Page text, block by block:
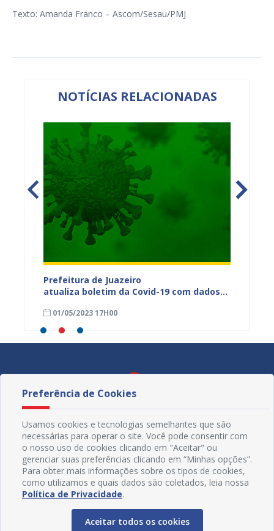
Texto: Amanda Franco – Ascom/Sesau/PMJ
NOTÍCIAS RELACIONADAS
Prefeitura de Juazeiro
atualiza boletim da Covid-19 com dados
01/05/2023 17H00
Redes Sociais
Preferência de Cookies
Usamos cookies e tecnologias semelhantes que são
necessárias para operar o site. Você pode consentir com
o nosso uso de cookies clicando em "Aceitar" ou
gerenciar suas preferências clicando em “Minhas opções”.
Para obter mais informações sobre os tipos de cookies,
como utilizamos e quais dados são coletados, leia nossa
Política de Privacidade.
Aceitar todos os cookies